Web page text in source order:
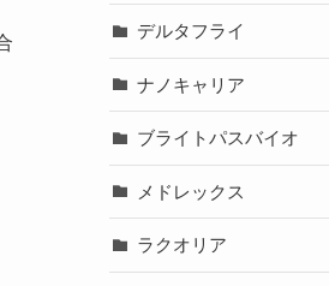
デルタフライ
ナノキャリア
ブライトパスバイオ
メドレックス
ラクオリア